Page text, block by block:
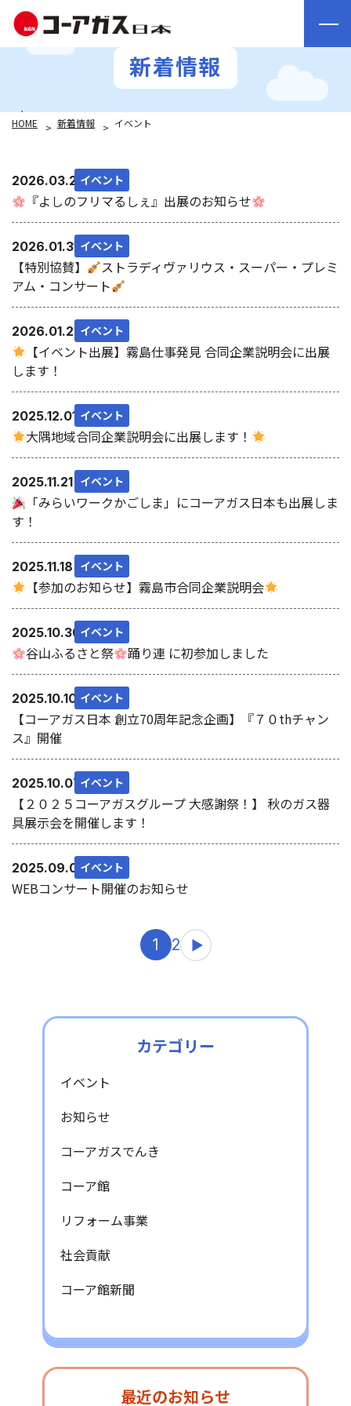
新着情報
HOME 新着情報 イベント
2026.03.25イベント
『よしのフリマるしぇ』出展のお知らせ
2026.01.31 イベント
【特別協賛】
ストラディヴァリウス・スーパー・プレミ
アム・コンサート
2026.01.29イベント
【イベント出展】霧島仕事発見 合同企業説明会に出展
します！
2025.12.01 イベント
大隅地域合同企業説明会に出展します！
2025.11.21 イベント
「みらいワークかごしま」にコーアガス日本も出展しま
す！
2025.11.18 イベント
【参加のお知らせ】霧島市合同企業説明会
2025.10.30 イベント
谷山ふるさと祭 踊り連 に初参加しました
2025.10.10 イベント
【コーアガス日本 創立70周年記念企画】『７０thチャン
ス』開催
2025.10.07 イベント
【２０２５コーアガスグループ 大感謝祭！】 秋のガス器
具展示会を開催します！
2025.09.01イベント
WEBコンサート開催のお知らせ
1 2
カテゴリー
イベント
お知らせ
コーアガスでんき
コーア館
リフォーム事業
社会貢献
コーア館新聞
最近のお知らせ